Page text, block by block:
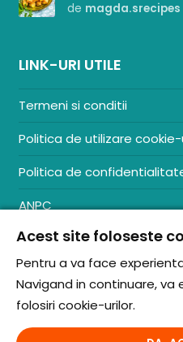
de magda.srecipes
LINK-URI UTILE
Termeni si conditii
Politica de utilizare cookie-
Politica de
ANPC
Contact
S.C. ZENCOM MEDIA GROUP
J20/1379/2017
Acest site foloseste
Pentru a va face
Navigand in continuare, va
folosiri cookie-urilor.